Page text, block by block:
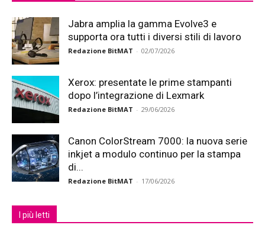
Jabra amplia la gamma Evolve3 e
supporta ora tutti i diversi stili di lavoro
Redazione BitMAT - 02/07/2026
Xerox: presentate le prime stampanti
dopo l’integrazione di Lexmark
Redazione BitMAT - 29/06/2026
Canon ColorStream 7000: la nuova serie
inkjet a modulo continuo per la stampa
di...
Redazione BitMAT - 17/06/2026
I più letti